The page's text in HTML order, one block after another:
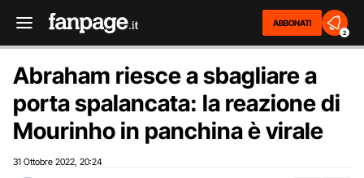
ABBONATI
2
Abraham riesce a sbagliare a
porta spalancata: la reazione di
Mourinho in panchina è virale
31 Ottobre 2022 20:24